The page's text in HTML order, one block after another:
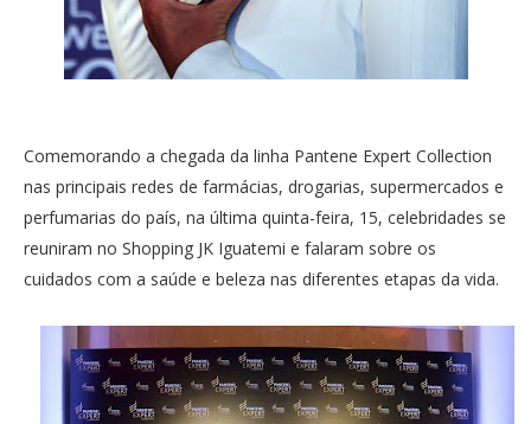
Comemorando a chegada da linha Pantene Expert Collection
nas principais redes de farmácias, drogarias, supermercados e
perfumarias do país, na última quinta-feira, 15, celebridades se
reuniram no Shopping JK Iguatemi e falaram sobre os
cuidados com a saúde e beleza nas diferentes etapas da vida.